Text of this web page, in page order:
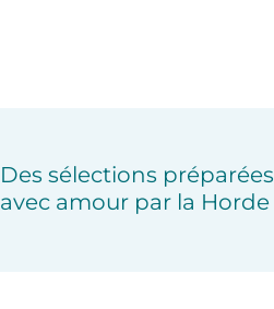
Des sélections préparées
avec amour par la Horde